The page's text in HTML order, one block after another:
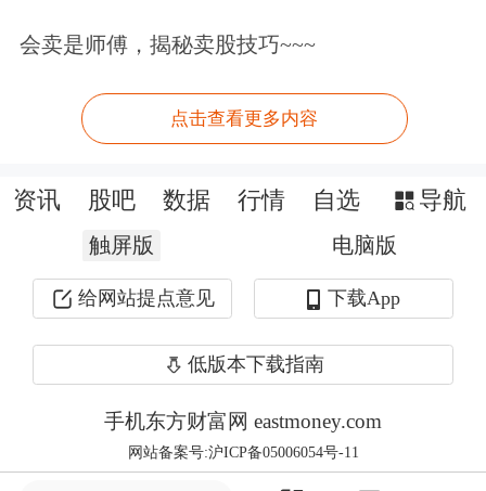
今年以来，熊猫债的发行主体明显增
多，不少主权国家政府、外资金融机
构、跨国企业首次入局。王曙光认为，
对中国熊猫债市场而言，信用增进机制
释工具的需求提升。5月，华泰证券达
成在银行间市场挂钩熊猫债的信用风险
缓释合约（CRMA）交易。华泰证券
会卖是师傅，揭秘卖股技巧~~~
点击查看更多内容
资讯 股吧 数据 行情 自选 导航
触屏版 电脑版
给网站提点意见 下载App
低版本下载指南
手机东方财富网 eastmoney.com
网站备案号:沪ICP备05006054号-11